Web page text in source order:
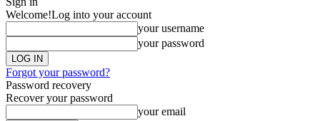
Welcome!Log into your account
your username
your password
Forgot your password?
Password recovery
Recover your password
your email